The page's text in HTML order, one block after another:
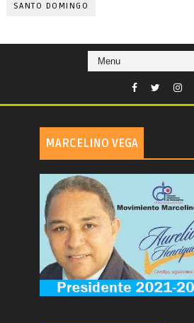
SANTO DOMINGO
MARCELINO VEGA